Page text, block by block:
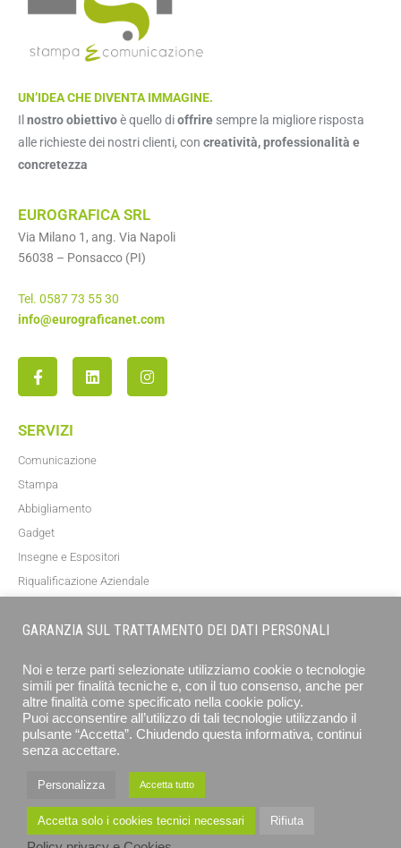
UN’IDEA CHE DIVENTA IMMAGINE.
Il nostro obiettivoè quello dioffrire sempre la migliore risposta
alle richieste dei nostri clienti, con creatività, professionalità e
concretezza
EUROGRAFICA SRL
Via Milano 1, ang. Via Napoli
56038 – Ponsacco (PI)
Tel. 0587 73 55 30
info@eurograficanet.com
SERVIZI
Comunicazione
Stampa
Abbigliamento
Gadget
Insegne e Espositori
Riqualificazione Aziendale
ISCRIVITI
GARANZIA SUL TRATTAMENTO DEI DATI PERSONALI
Noi e terze parti selezionate utilizziamo cookie o tecnologie
simili per finalità tecniche e, con il tuo consenso, anche per
altre finalità come specificato nella cookie policy.
Puoi acconsentire all’utilizzo di tali tecnologie utilizzando il
pulsante “Accetta”. Chiudendo questa informativa, continui
senza accettare.
Personalizza Accetta tutto
Accetta solo i cookies tecnici necessari Rifiuta